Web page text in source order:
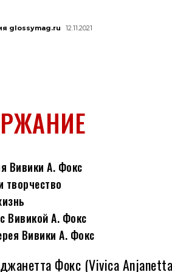
glossymag.ru 12.11.2021
Вивики А. Фокс
творчество
Вивикой А. Фокс
Вивики А. Фокс
Фокс (Vivica